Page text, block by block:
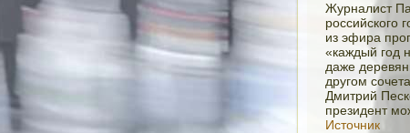
Журналист
российского
из эфира
«каждый год
даже
другом
Дмитрий
президент
Источник